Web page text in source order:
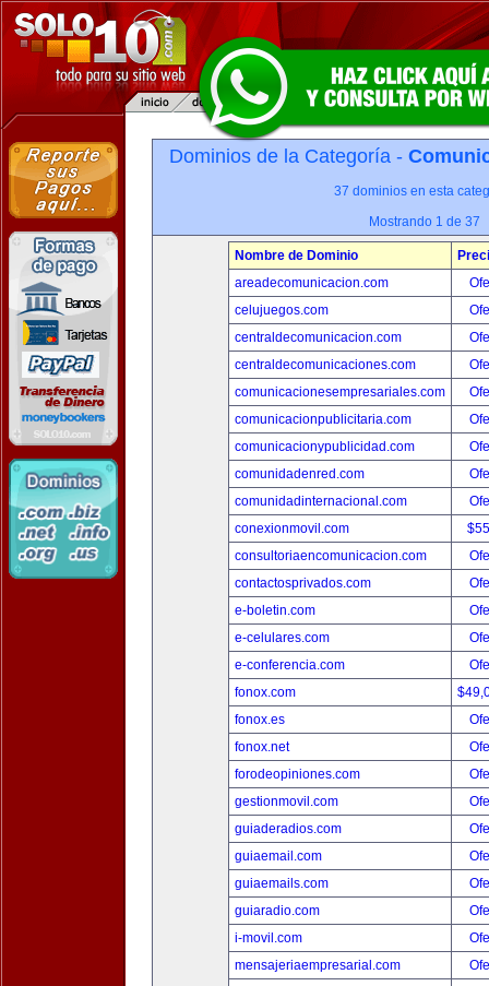
Dominios de la Categoría -
37 dominios en esta
Mostrando 1 de 37
Nombre de Dominio
areadecomunicacion.com
celujuegos.com
centraldecomunicacion.com
centraldecomunicaciones.com
comunicacionesempresariales.com
comunicacionpublicitaria.com
comunicacionypublicidad.com
comunidadenred.com
comunidadinternacional.com
conexionmovil.com
consultoriaencomunicacion.com
contactosprivados.com
e-boletin.com
e-celulares.com
e-conferencia.com
fonox.com
fonox.es
fonox.net
forodeopiniones.com
gestionmovil.com
guiaderadios.com
guiaemail.com
guiaemails.com
guiaradio.com
i-movil.com
mensajeriaempresarial.com